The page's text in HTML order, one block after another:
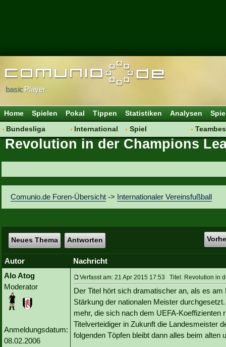
basicPlayer
Home Spielen Pokal Tippen Statistiken Analysen
Bundesliga
Hot News
Vereinsdiskussion
Vereinsfragen
International
Vereine
Spiel
Regeln & Tipps
Revolution in der Champions
Comunio.de Foren-Übersicht -> Internationaler Vereinsfußball
Neues Thema Antworten
Autor
Nachricht
Alo Atog
Moderator
Anmeldungsdatum:
08.02.2006
Verfasst am: 21 Apr 2015 17:53 Titel: Revolution in
Der Titel hört sich dramatischer an, als es
Stärkung der nationalen Meister
mehr, die sich nach dem UEFA-Koeffizienten
Titelverteidiger in Zukunft die Landesmeister
folgenden Töpfen bleibt dann alles beim alten